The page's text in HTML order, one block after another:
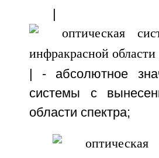
| - абсолютное
системы с
области спектра;